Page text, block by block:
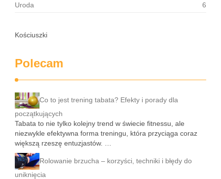
Uroda 6
Kościuszki
Polecam
Co to jest trening tabata? Efekty i porady dla
początkujących
Tabata to nie tylko kolejny trend w świecie fitnessu, ale
niezwykle efektywna forma treningu, która przyciąga coraz
większą rzeszę entuzjastów. …
Rolowanie brzucha – korzyści, techniki i błędy do
uniknięcia